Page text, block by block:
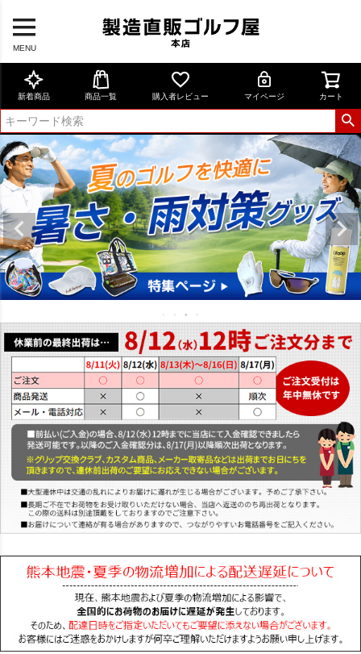
MENU
新着商品 商品一覧 購入者レビュー マイページ カート